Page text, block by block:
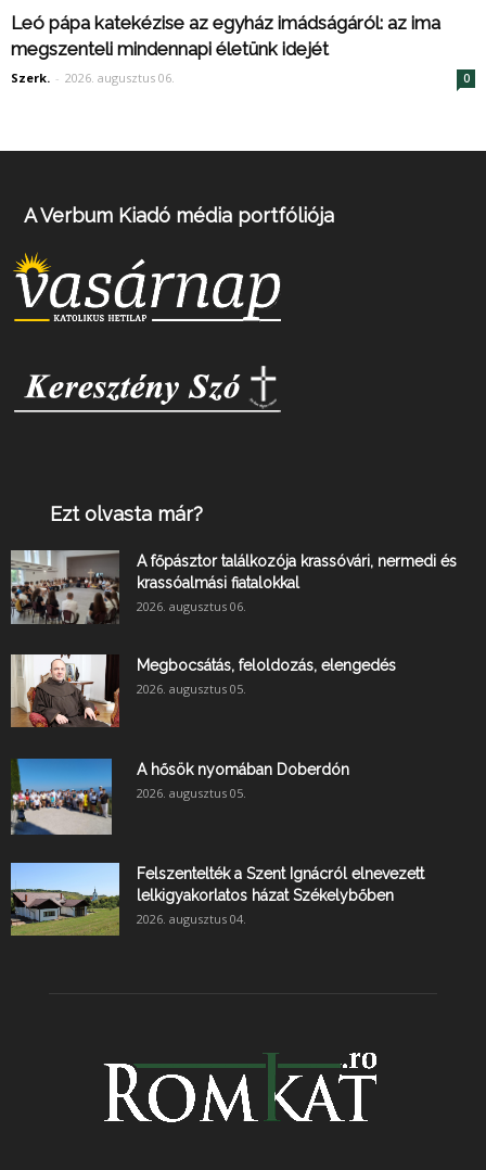
Leó pápa katekézise az egyház imádságáról: az ima
megszenteli mindennapi életünk idejét
Szerk. - 2026. augusztus 06. 0
A Verbum Kiadó média portfóliója
Ezt olvasta már?
A főpásztor találkozója krassóvári, nermedi és
krassóalmási fiatalokkal
2026. augusztus 06.
Megbocsátás, feloldozás, elengedés
2026. augusztus 05.
A hősök nyomában Doberdón
2026. augusztus 05.
Felszentelték a Szent Ignácról elnevezett
lelkigyakorlatos házat Székelybőben
2026. augusztus 04.